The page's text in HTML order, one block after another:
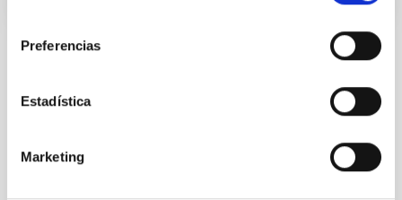
Preferencias
Estadística
MarketingAt the IAC we're always